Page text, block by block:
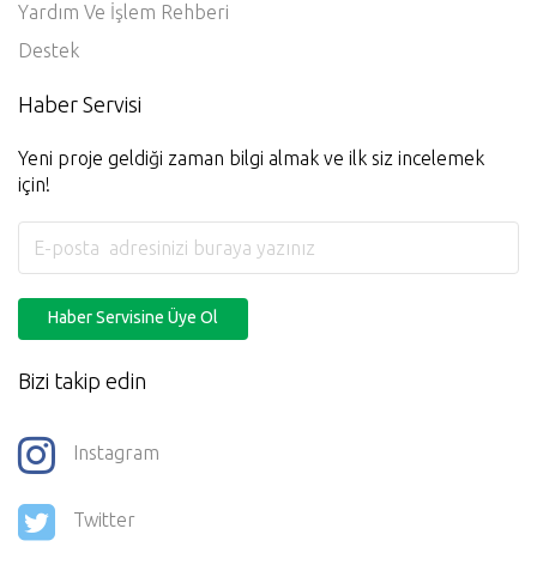
Yardım Ve İşlem Rehberi
Destek
Haber Servisi
Yeni proje geldiği zaman bilgi almak ve ilk siz incelemek
için!
Haber Servisine Üye Ol
Bizi takip edin
Instagram
Twitter